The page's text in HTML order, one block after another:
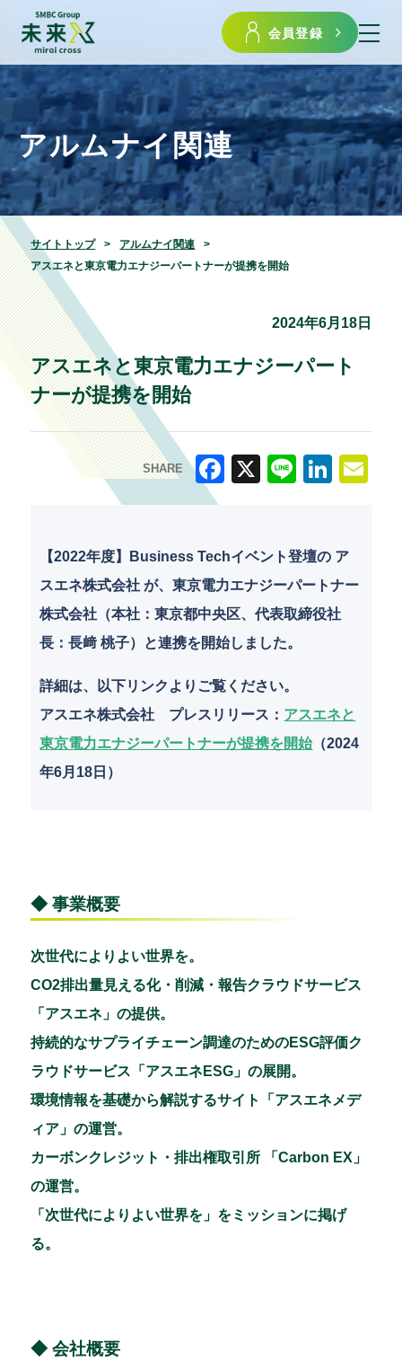
会員登録
アルムナイ関連
サイトトップ
アルムナイ関連
アスエネと東京電力エナジーパートナーが提携を開始
2024年6月18日
アスエネと東京電力エナジーパート
ナーが提携を開始
SHARE
F
c
e
b
o
o
k
e
k
e
dI
ai
【2022年度】Business Techイベント登壇の ア
スエネ株式会社 が、東京電力エナジーパートナー
株式会社（本社：東京都中央区、代表取締役社
長：長﨑 桃子）と連携を開始しました。
詳細は、以下リンクよりご覧ください。
アスエネ株式会社 プレスリリース ： アスエネと
東京電力エナジーパートナーが提携を開始（2024
年6月18日）
◆ 事業概要
次世代によりよい世界を。
CO2排出量見える化・削減・報告クラウドサービス
「アスエネ」の提供。
持続的なサプライチェーン調達のためのESG評価ク
ラウドサービス「アスエネESG」の展開。
環境情報を基礎から解説するサイト「アスエネメデ
ィア」の運営。
カーボンクレジット・排出権取引所 「Carbon EX」
の運営。
「次世代によりよい世界を」をミッションに掲げ
る。
◆ 会社概要